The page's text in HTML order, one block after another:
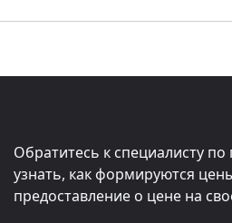
Обратитесь к специалисту
узнать, как формируются
предоставление о цене на